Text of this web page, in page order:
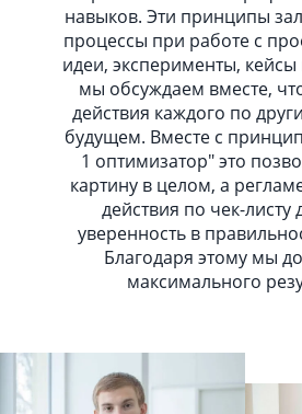
навыков. Эти принципы
процессы при работе с
идеи, эксперименты,
мы обсуждаем вместе,
действия каждого по
будущем. Вместе с
1 оптимизатор" это
картину в целом, а
действия по чек-листу
уверенность в
Благодаря этому мы
максимального